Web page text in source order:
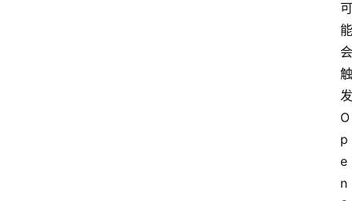
可
能
会
触
发
O
p
e
n